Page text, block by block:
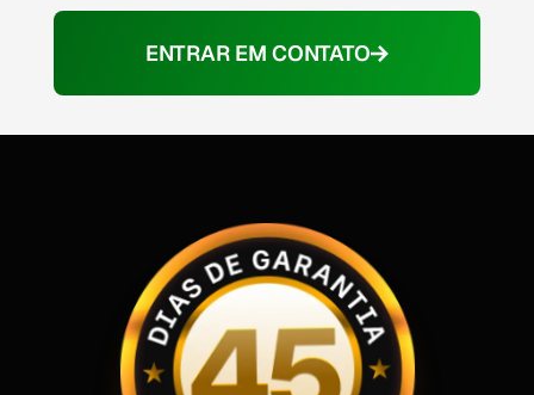
ENTRAR EM CONTATO